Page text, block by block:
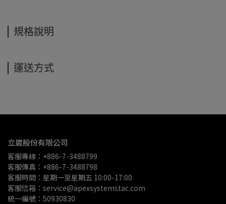
規格說明
運送方式
立崴股份有限公司
客服專線：+886-7-3488799
客服傳真：+886-7-3488798
客服時間：星期一至星期五 10:00-17:00
客服信箱：service@apexsystemstac.com
統一編號：50930830